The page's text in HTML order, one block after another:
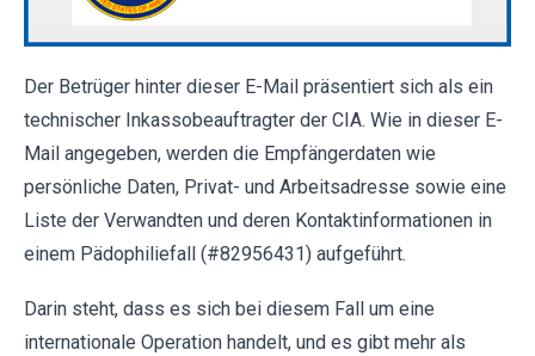
Der Betrüger hinter dieser E-Mail präsentiert sich als ein
technischer Inkassobeauftragter der CIA. Wie in dieser E-
Mail angegeben, werden die Empfängerdaten wie
persönliche Daten, Privat- und Arbeitsadresse sowie eine
Liste der Verwandten und deren Kontaktinformationen in
einem Pädophiliefall (#82956431) aufgeführt.
Darin steht, dass es sich bei diesem Fall um eine
internationale Operation handelt, und es gibt mehr als